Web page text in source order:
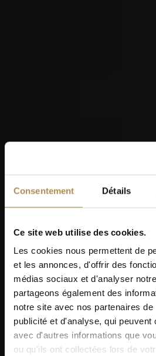
Consentement Détails
Ce site web utilise des cookies.
Les cookies nous permettent de
et les annonces, d'offrir des
médias sociaux et d'analyser
partageons également des
notre site avec nos partenaires
publicité et d'analyse, qui
avec d'autres informations que
ou qu'ils ont collectées lors de